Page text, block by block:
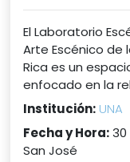
El Laboratorio
Arte Escénico de
Rica es un
enfocado en la
Institución: UNA
Fecha y Hora:
San José